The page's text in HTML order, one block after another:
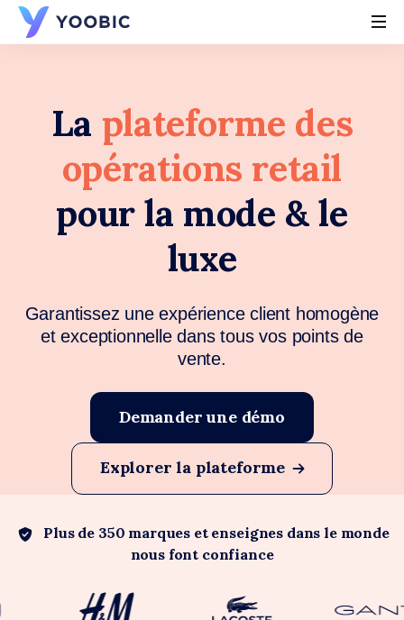
YOOBIC
La plateforme des
opérations retail
pour la mode & le
luxe
Garantissez une expérience client homogène
et exceptionnelle dans tous vos points de
vente.
Demander une démo
Explorer la plateforme
Plus de 350 marques et enseignes dans le monde
nous font confiance